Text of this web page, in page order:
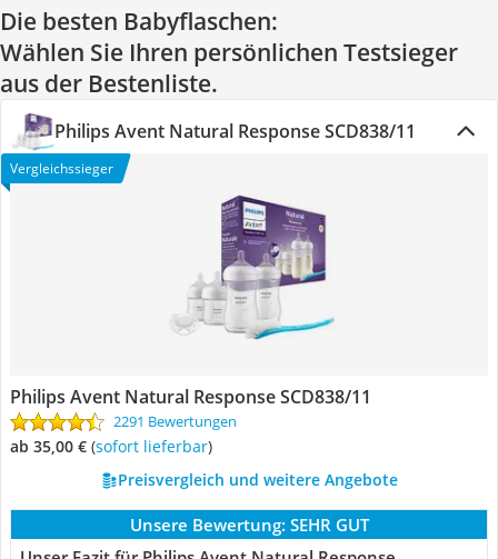
Die besten Babyflaschen:
Wählen Sie Ihren persönlichen Testsieger
aus der Bestenliste.
Philips Avent Natural Response SCD838/11
Vergleichssieger
Philips Avent Natural Response SCD838/11
2291 Bewertungen
ab 35,00 € ( Sofort lieferbar)
Preisvergleich und weitere Angebote
Unsere Bewertung: SEHR GUT